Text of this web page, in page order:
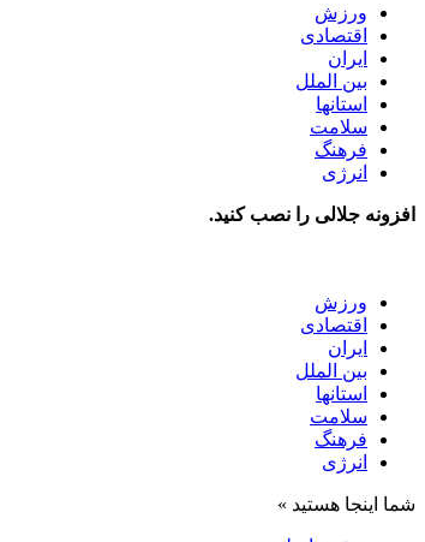
ورزش
اقتصادی
ایران
بین الملل
استانها
سلامت
فرهنگ
انرژی
افزونه جلالی را نصب کنید.
ورزش
اقتصادی
ایران
بین الملل
استانها
سلامت
فرهنگ
انرژی
شما اینجا هستید »